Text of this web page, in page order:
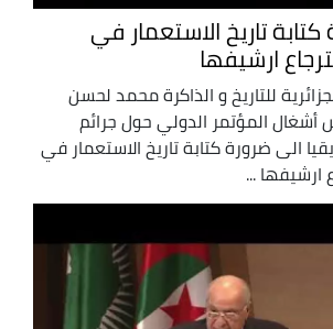
تاريخ الاستعمار في
ارشيفها
للتاريخ و الذاكرة محمد لحسن
المؤتمر الدولي حول جرائم
الى ضرورة كتابة تاريخ الاستعمار في
...